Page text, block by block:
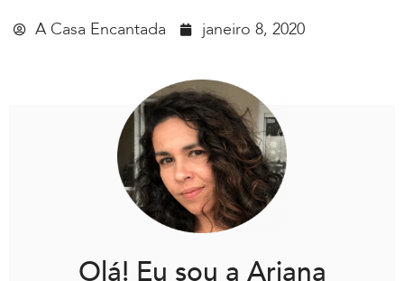
A Casa Encantada
janeiro 8, 2020
Olá! Eu sou a Ariana